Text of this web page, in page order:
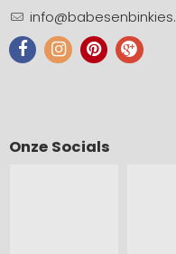
Onze Socials